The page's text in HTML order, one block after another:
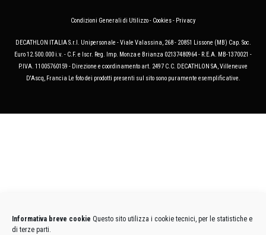
Informativa breve cookie Questo sito utilizza i cookie tecnici, per le statistiche e
di terze parti.
Condizioni Generali di Utilizzo- Cookies- Privacy
DECATHLON ITALIA S.r.l. Unipersonale - Viale Valassina, 268 - 20851 Lissone (MB) Cap. Soc.
Euro 12.500.000 i.v. - C.F. e Iscr. Reg. Imp. Monza e Brianza 02137480964 - R.E.A. MB-1370021 -
P.IVA. 11005760159 - Direzione e coordinamento art. 2497 C.C. DECATHLON SA, Villeneuve
D'Ascq, Francia Le foto dei prodotti presenti sul sito sono puramente esemplificative.